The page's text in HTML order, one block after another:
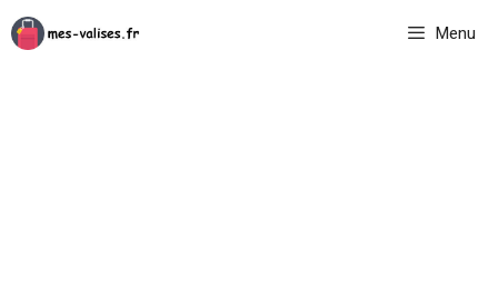
Aller
au
Menu